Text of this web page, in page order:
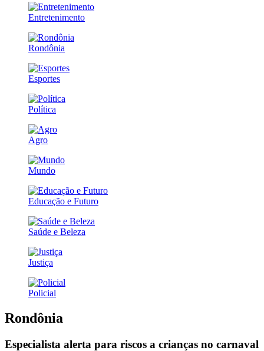
Entretenimento
Rondônia
Esportes
Política
Agro
Mundo
Educação e Futuro
Saúde e Beleza
Justiça
Policial
Rondônia
Especialista alerta para riscos a crianças no carnaval